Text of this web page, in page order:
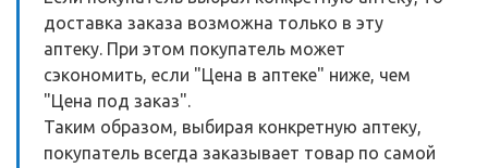
доставка заказа возможна только в эту
аптеку. При этом покупатель может
сэкономить, если "Цена в аптеке" ниже, чем
"Цена под заказ".
Таким образом, выбирая конкретную аптеку,
покупатель всегда заказывает товар по самой